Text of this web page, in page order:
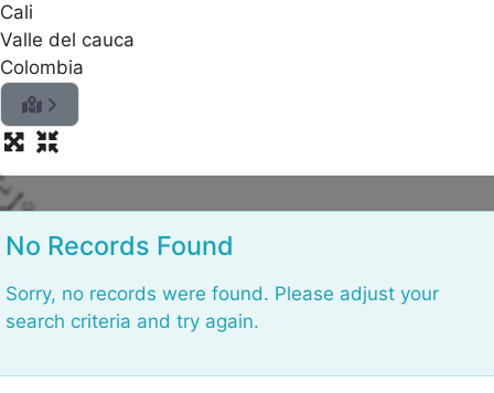
Cali
Valle del cauca
Colombia
L
No Records Found
Sorry, no records were found. Please adjust your
search criteria and try again.